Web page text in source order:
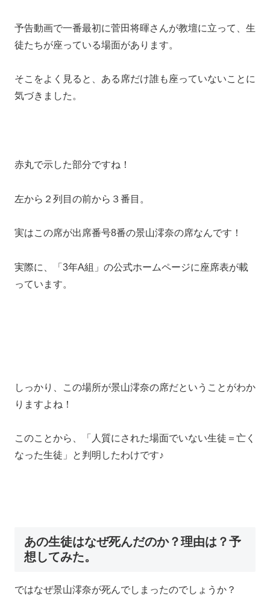
予告動画で一番最初に菅田将暉さんが教壇に立って、生
徒たちが座っている場面があります。
そこをよく見ると、ある席だけ誰も座っていないことに
気づきました。
赤丸で示した部分ですね！
左から２列目の前から３番目。
実はこの席が出席番号8番の景山澪奈の席なんです！
実際に、「3年A組」の公式ホームページに座席表が載
っています。
しっかり、この場所が景山澪奈の席だということがわか
りますよね！
このことから、「人質にされた場面でいない生徒＝亡く
なった生徒」と判明したわけです♪
あの生徒はなぜ死んだのか？理由は？予
想してみた。
ではなぜ景山澪奈が死んでしまったのでしょうか？